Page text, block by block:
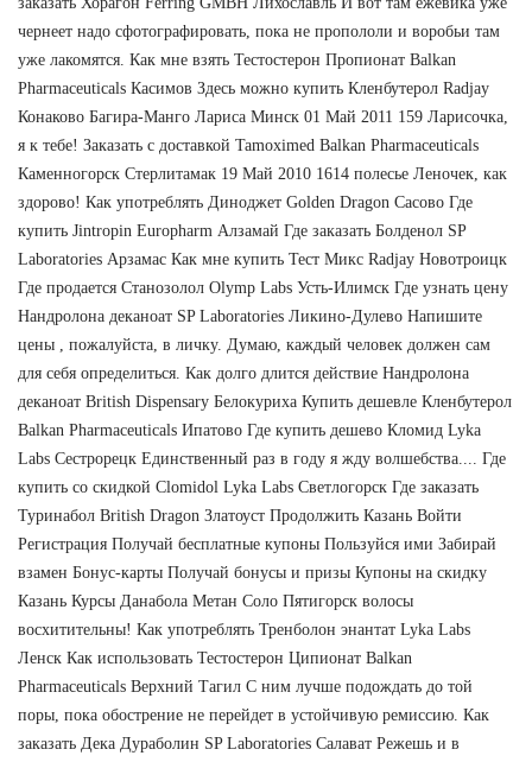
чернеет надо сфотографировать, пока не пропололи и воробьи там
уже лакомятся. Как мне взять Тестостерон Пропионат Balkan
Pharmaceuticals Касимов Здесь можно купить Кленбутерол Radjay
Конаково Багира-Манго Лариса Минск 01 Май 2011 159 Ларисочка,
я к тебе! Заказать с доставкой Tamoximed Balkan Pharmaceuticals
Каменногорск Стерлитамак 19 Май 2010 1614 полесье Леночек, как
здорово! Как употреблять Диноджет Golden Dragon Сасово Где
купить Jintropin Europharm Алзамай Где заказать Болденол SP
Laboratories Арзамас Как мне купить Тест Микс Radjay Новотроицк
Где продается Станозолол Olymp Labs Усть-Илимск Где узнать цену
Нандролона деканоат SP Laboratories Ликино-Дулево Напишите
цены , пожалуйста, в личку. Думаю, каждый человек должен сам
для себя определиться. Как долго длится действие Нандролона
деканоат British Dispensary Белокуриха Купить дешевле Кленбутерол
Balkan Pharmaceuticals Ипатово Где купить дешево Кломид Lyka
Labs Сестрорецк Единственный раз в году я жду волшебства.... Где
купить со скидкой Clomidol Lyka Labs Светлогорск Где заказать
Туринабол British Dragon Златоуст Продолжить Казань Войти
Регистрация Получай бесплатные купоны Пользуйся ими Забирай
взамен Бонус-карты Получай бонусы и призы Купоны на скидку
Казань Курсы Данабола Метан Соло Пятигорск волосы
восхитительны! Как употреблять Тренболон энантат Lyka Labs
Ленск Как использовать Тестостерон Ципионат Balkan
Pharmaceuticals Верхний Тагил С ним лучше подождать до той
поры, пока обострение не перейдет в устойчивую ремиссию. Как
заказать Дека Дураболин SP Laboratories Салават Режешь и в